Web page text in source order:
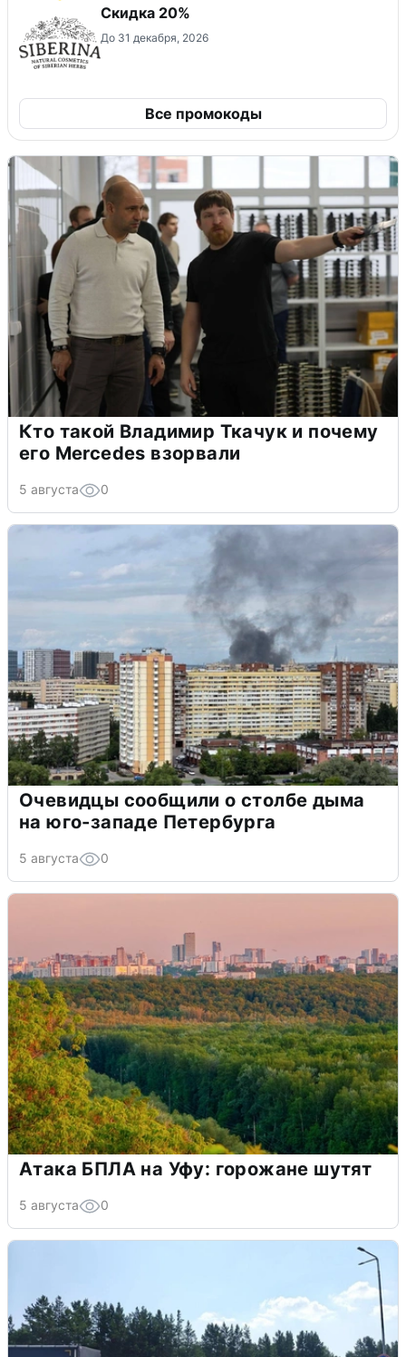
Скидка 20%
До 31 декабря, 2026
Все промокоды
Кто такой Владимир Ткачук и почему
его Mercedes взорвали
5 августа 0
Очевидцы сообщили о столбе дыма
на юго-западе Петербурга
5 августа 0
Атака БПЛА на Уфу: горожане шутят
5 августа 0